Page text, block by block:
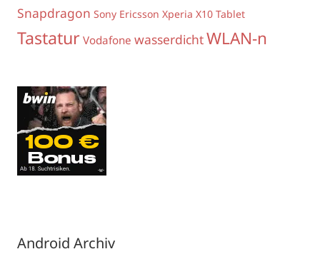
Snapdragon Sony Ericsson Xperia X10 Tablet
Tastatur Vodafone wasserdichtWLAN-n
Android Archiv